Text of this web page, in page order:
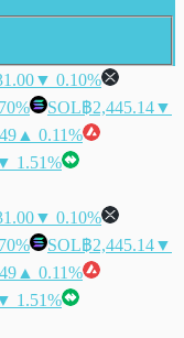
▼ 0.10%
SOL฿2,445.14▼
▲ 0.11%
1.51%
▼ 0.10%
SOL฿2,445.14▼
▲ 0.11%
1.51%